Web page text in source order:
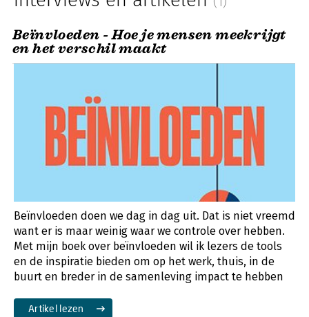
Beïnvloeden - Hoe je mensen meekrijgt
en het verschil maakt
Beïnvloeden doen we dag in dag uit. Dat is niet vreemd
want er is maar weinig waar we controle over hebben.
Met mijn boek over beïnvloeden wil ik lezers de tools
en de inspiratie bieden om op het werk, thuis, in de
buurt en breder in de samenleving impact te hebben
Artikel lezen